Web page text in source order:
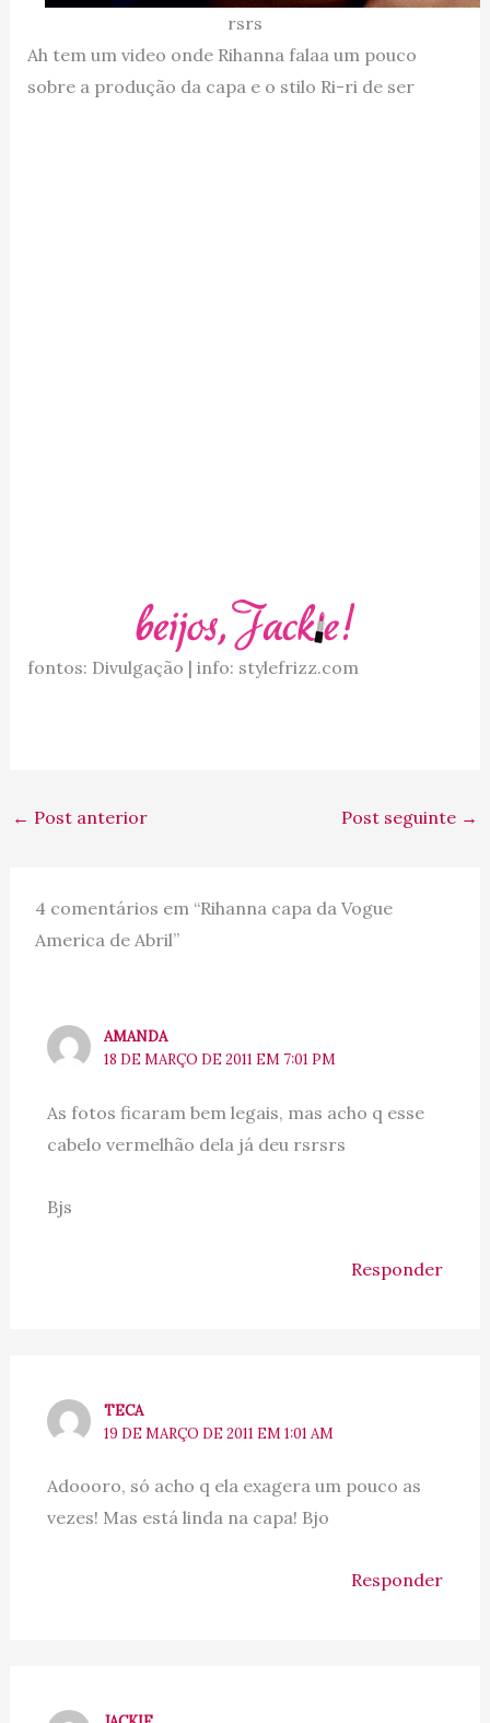
rsrs
Ah tem um video onde Rihanna falaa um pouco
sobre a produção da capa e o stilo Ri-ri de ser
fontos: Divulgação | info: stylefrizz.com
← Post anterior Post seguinte →
4 comentários em “Rihanna capa da Vogue
America de Abril”
AMANDA
18 DE MARÇO DE 2011 EM 7:01 PM
As fotos ficaram bem legais, mas acho q esse
cabelo vermelhão dela já deu rsrsrs
Bjs
Responder
TECA
19 DE MARÇO DE 2011 EM 1:01 AM
Adoooro, só acho q ela exagera um pouco as
vezes! Mas está linda na capa! Bjo
Responder